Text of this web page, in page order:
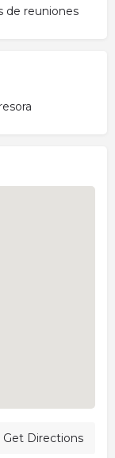
de reuniones
Get Directions